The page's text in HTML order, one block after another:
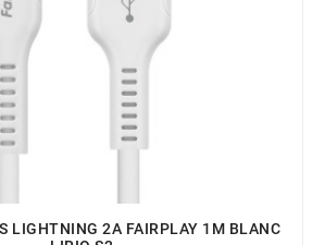
LIGHTNING 2A FAIRPLAY 1M BLANC